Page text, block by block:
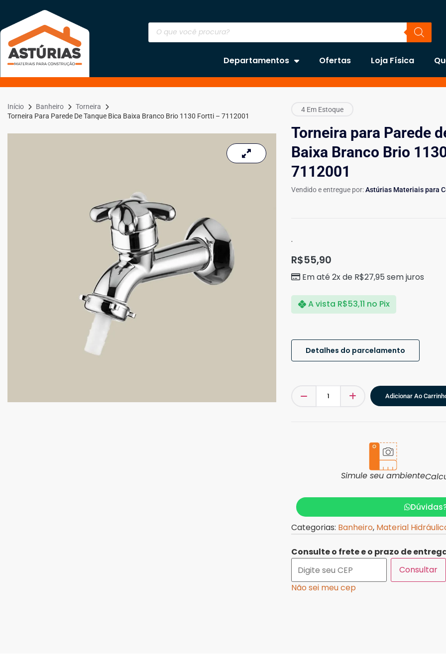
Departamentos Ofertas Loja Física
Início Banheiro
Torneira
Torneira Para Parede De Tanque Bica Baixa Branco Brio 1130 Fortti – 7112001
4 Em Estoque
Torneira para Parede
Baixa Branco Brio
7112001
Vendido e entregue por:Astúrias Materiais para
.
R$55,90
Em até 2x de R$27,95 sem juros
A vista R$53,11 no Pix
Detalhes do parcelamento
Adicionar Ao
Simule seu ambiente
Categorias: Banheiro, Material
Consulte o frete e o prazo de
Consultar
Não sei meu cep